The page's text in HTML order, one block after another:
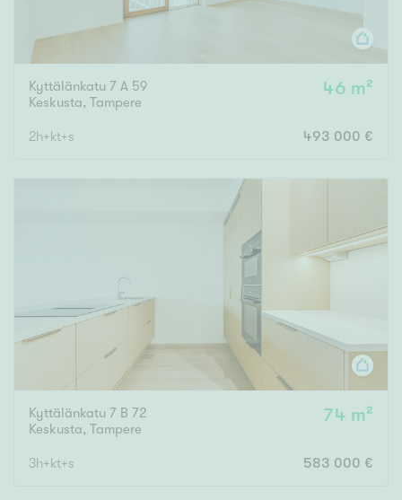
Kyttälänkatu 7 A 59
Keskusta, Tampere
46 m²
2h+kt+s 493 000 €
Kyttälänkatu 7 B 72
Keskusta, Tampere
74 m²
3h+kt+s 583 000 €